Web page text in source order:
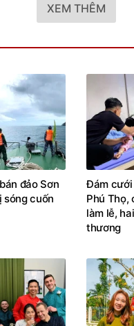
XEM THÊM
đảo Sơn
sóng cuốn
Đám cưới
Phú Thọ,
làm lễ,
thương